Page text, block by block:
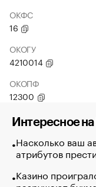
ОКФС
16
ОКОГУ
4210014
ОКОПФ
12300
Интересное
Насколько ваш
атрибутов
Казино